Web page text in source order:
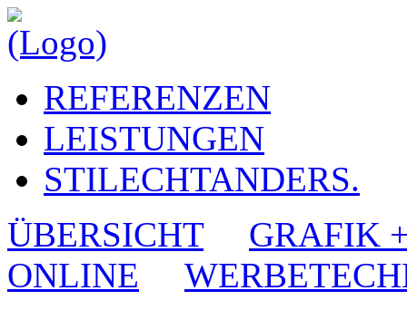
REFERENZEN
LEISTUNGEN
STILECHTANDERS.
ÜBERSICHT
GRAFIK
ONLINE